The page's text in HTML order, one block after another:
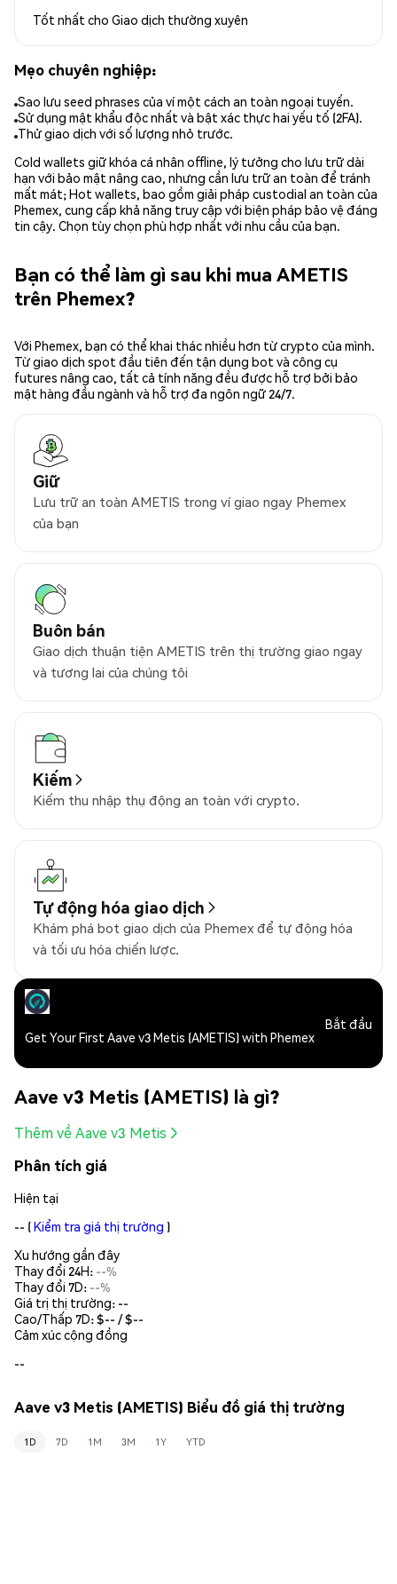
Tốt nhất cho Giao dịch thường xuyên
Mẹo chuyên nghiệp:
Sao lưu seed phrases của ví một cách an toàn ngoại tuyến.
Sử dụng mật khẩu độc nhất và bật xác thực hai yếu tố (2FA).
Thử giao dịch với số lượng nhỏ trước.
Cold wallets giữ khóa cá nhân offline, lý tưởng cho lưu trữ dài
hạn với bảo mật nâng cao, nhưng cần lưu trữ an toàn để tránh
mất mát; Hot wallets, bao gồm giải pháp custodial an toàn của
Phemex, cung cấp khả năng truy cập với biện pháp bảo vệ đáng
tin cậy. Chọn tùy chọn phù hợp nhất với nhu cầu của bạn.
Bạn có thể làm gì sau khi mua AMETIS
trên Phemex?
Với Phemex, bạn có thể khai thác nhiều hơn từ crypto của mình.
Từ giao dịch spot đầu tiên đến tận dụng bot và công cụ
futures nâng cao, tất cả tính năng đều được hỗ trợ bởi bảo
mật hàng đầu ngành và hỗ trợ đa ngôn ngữ 24/7.
Giữ
Lưu trữ an toàn AMETIS trong ví giao ngay Phemex
của bạn
Buôn bán
Giao dịch thuận tiện AMETIS trên thị trường giao ngay
và tương lai của chúng tôi
Kiếm
Kiếm thu nhập thụ động an toàn với crypto.
Tự động hóa giao dịch
Khám phá bot giao dịch của Phemex để tự động hóa
và tối ưu hóa chiến lược.
Get Your First Aave v3 Metis (AMETIS) with Phemex
Bắt đầu
Aave v3 Metis (AMETIS) là gì?
Thêm về Aave v3 Metis
Phân tích giá
Hiện tại
-- (Kiểm tra giá thị trường )
Xu hướng gần đây
Thay đổi 24H: --%
Thay đổi 7D: --%
Giá trị thị trường: --
Cao/Thấp 7D: $-- / $--
Cảm xúc cộng đồng
--
Aave v3 Metis (AMETIS) Biểu đồ giá thị trường
1D 7D 1M 3M 1Y YTD